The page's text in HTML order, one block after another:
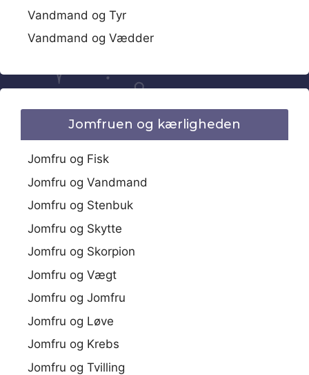
Vandmand og Tyr
Vandmand og Vædder
Jomfruen og kærligheden
Jomfru og Fisk
Jomfru og Vandmand
Jomfru og Stenbuk
Jomfru og Skytte
Jomfru og Skorpion
Jomfru og Vægt
Jomfru og Jomfru
Jomfru og Løve
Jomfru og Krebs
Jomfru og Tvilling